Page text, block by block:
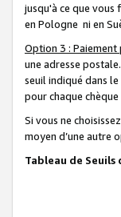
jusqu'à ce que vous
en Pologne ni en
Option 3 : Paiement
une adresse
seuil indiqué dans le
pour chaque
Si vous ne
moyen d’une autre
Tableau de Seuils